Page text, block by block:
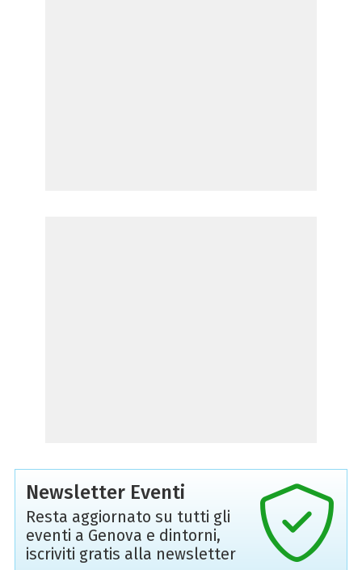
Newsletter Eventi
Resta aggiornato su tutti gli
eventi a Genova e dintorni,
iscriviti gratis alla newsletter